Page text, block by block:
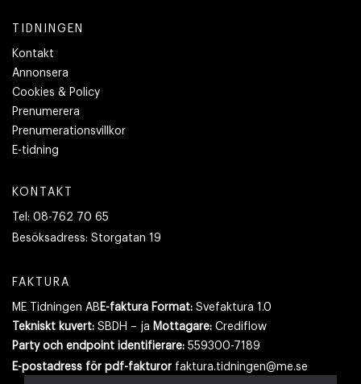
TIDNINGEN
Kontakt
Annonsera
Cookies & Policy
Prenumerera
Prenumerationsvillkor
E-tidning
KONTAKT
Tel: 08-762 70 65
Besöksadress: Storgatan 19
FAKTURA
ME Tidningen AB E-faktura Format: Svefaktura 1.0
Tekniskt kuvert: SBDH – ja Mottagare: Crediflow
Party och endpoint identifierare: 559300-7189
E-postadress för pdf-fakturor faktura.tidningen@me.se